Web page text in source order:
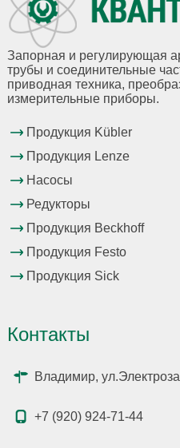
Запорная и регулирующая
трубы и соединительные
приводная техника,
измерительные приборы.
Продукция Kübler
Продукция Lenze
Насосы
Редукторы
Продукция Beckhoff
Продукция Festo
Продукция Sick
Контакты
Владимир,
+7 (920) 924-71-44